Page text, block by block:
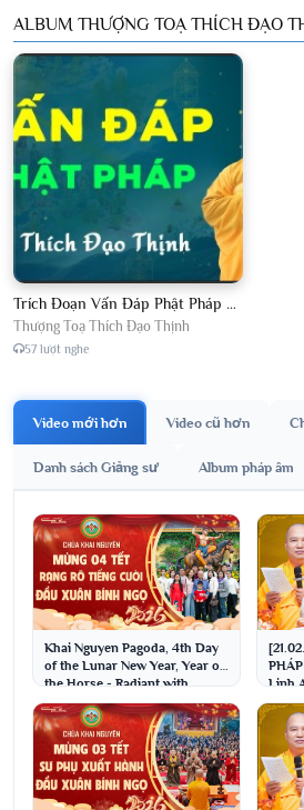
ALBUM THƯỢNG TOẠ THÍCH ĐẠO
Trích Đoạn Vấn Đáp Phật Pháp 2026
Thượng Toạ Thích Đạo Thịnh
57 lượt nghe
Video mới hơn Video cũ hơn
Danh sách Giảng sư Album pháp âm
Khai Nguyen Pagoda, 4th Day
of the Lunar New Year, Year of
the Horse - Radiant with
laughter at t...
Linh
Đạo